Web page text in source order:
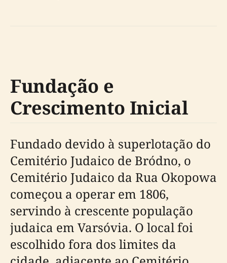
Fundação e
Crescimento Inicial
Fundado devido à superlotação do
Cemitério Judaico de Bródno, o
Cemitério Judaico da Rua Okopowa
começou a operar em 1806,
servindo à crescente população
judaica em Varsóvia. O local foi
escolhido fora dos limites da